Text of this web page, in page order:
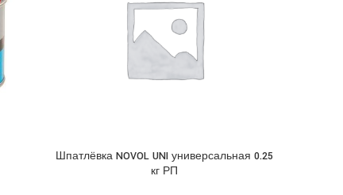
ПОДРОБНЕЕ
Шпатлёвка NOVOL UNI универсальная 0.25
кг РП